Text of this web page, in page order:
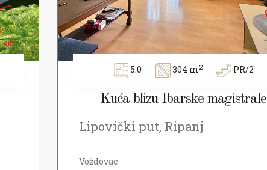
5.0 304 m2 PR/2
Kuća blizu Ibarske magistrale
Lipovički put, Ripanj
Voždovac